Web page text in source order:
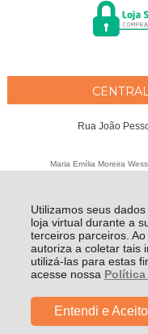
Utilizamos seus
loja virtual durante a
terceiros parceiros.
autoriza a coletar tais
utilizá-las para estas
acesse nossa Política
Entendi e Aceito
Rua João
Maria Emília Moreira
R$ 239,90Por:R$